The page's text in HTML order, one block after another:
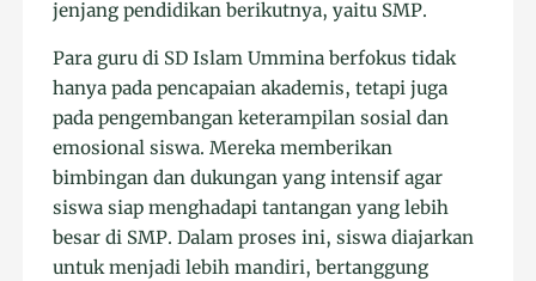
jenjang pendidikan berikutnya, yaitu SMP.
Para guru di SD Islam Ummina berfokus tidak
hanya pada pencapaian akademis, tetapi juga
pada pengembangan keterampilan sosial dan
emosional siswa. Mereka memberikan
bimbingan dan dukungan yang intensif agar
siswa siap menghadapi tantangan yang lebih
besar di SMP. Dalam proses ini, siswa diajarkan
untuk menjadi lebih mandiri, bertanggung